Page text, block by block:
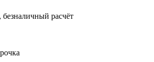
расчёт